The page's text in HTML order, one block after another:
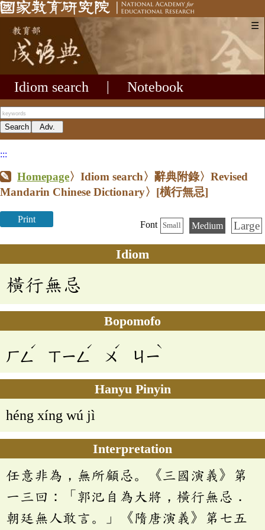
☰
Idiom search Notebook
:::
Homepage〉Idiom search〉辭典附錄〉Revised
Mandarin Chinese Dictionary〉 [橫行無忌]
Print
Font Small Medium Large
Idiom
橫行無忌
Bopomofo
ㄏㄥ
ˊ
ㄒㄧㄥ
ˊ
ㄨ
ˊ
ㄐㄧ
ˋ
Hanyu Pinyin
héng xíng wú jì
Interpretation
任意非為，無所顧忌。《三國演義》第
一三回：「郭汜自為大將，橫行無忌．
朝廷無人敢言。」《隋唐演義》第七五